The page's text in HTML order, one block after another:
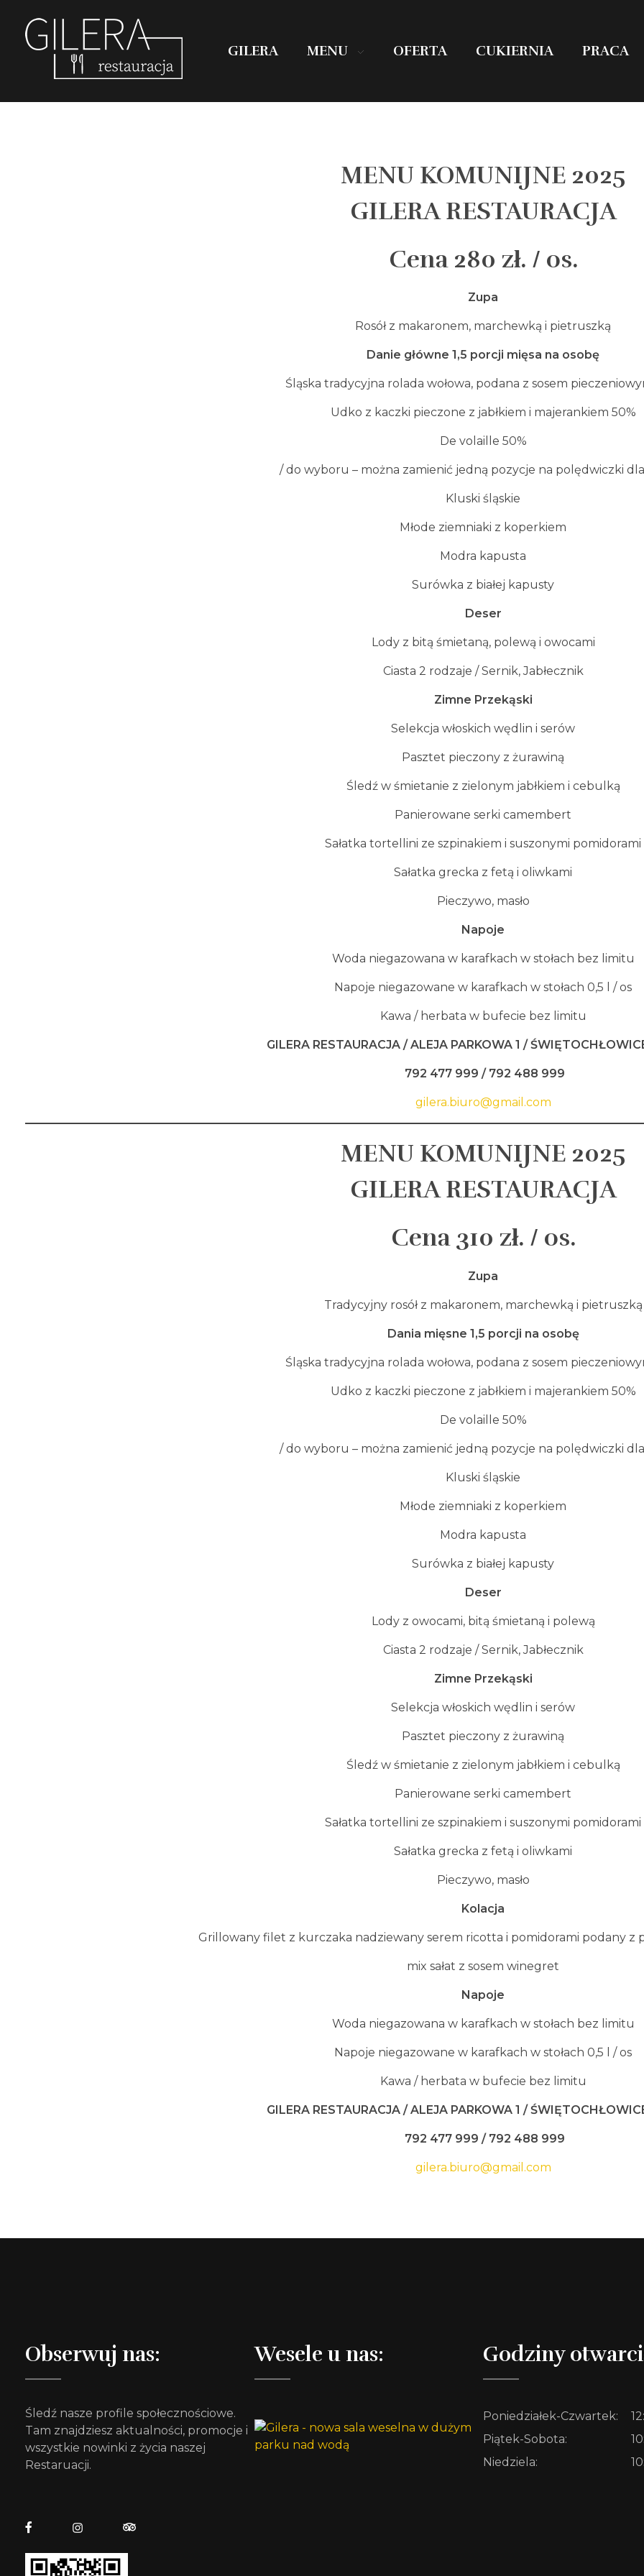
GILERA MENU OFERTA CUKIERNIA PRACA
MENU KOMUNIJNE 2025
GILERA RESTAURACJA
Cena 280 zł. / os.
Zupa
Rosół z makaronem, marchewką i pietruszką
Danie główne 1,5 porcji mięsa na osobę
Śląska tradycyjna rolada wołowa, podana z sosem
Udko z kaczki pieczone z jabłkiem i majerankiem 50%
De volaille 50%
/ do wyboru – można zamienić jedną pozycje na polędwiczki
Kluski śląskie
Młode ziemniaki z koperkiem
Modra kapusta
Surówka z białej kapusty
Deser
Lody z bitą śmietaną, polewą i owocami
Ciasta 2 rodzaje / Sernik, Jabłecznik
Zimne Przekąski
Selekcja włoskich wędlin i serów
Pasztet pieczony z żurawiną
Śledź w śmietanie z zielonym jabłkiem i cebulką
Panierowane serki camembert
Sałatka tortellini ze szpinakiem i suszonymi pomidorami
Sałatka grecka z fetą i oliwkami
Pieczywo, masło
Napoje
Woda niegazowana w karafkach w stołach bez limitu
Napoje niegazowane w karafkach w stołach 0,5 l / os
Kawa / herbata w bufecie bez limitu
GILERA RESTAURACJA / ALEJA PARKOWA 1 / ŚWI ĘTOCH Ł
792 477 999 / 792 488 999
gilera.biuro@gmail.com
MENU KOMUNIJNE 2025
GILERA RESTAURACJA
Cena 310 zł. / os.
Zupa
Tradycyjny rosół z makaronem, marchewką i pietruszką
Dania mięsne 1,5 porcji na osobę
Śląska tradycyjna rolada wołowa, podana z sosem
Udko z kaczki pieczone z jabłkiem i majerankiem 50%
De volaille 50%
/ do wyboru – można zamienić jedną pozycje na polędwiczki
Kluski śląskie
Młode ziemniaki z koperkiem
Modra kapusta
Surówka z białej kapusty
Deser
Lody z owocami, bitą śmietaną i polewą
Ciasta 2 rodzaje / Sernik, Jabłecznik
Zimne Przekąski
Selekcja włoskich wędlin i serów
Pasztet pieczony z żurawiną
Śledź w śmietanie z zielonym jabłkiem i cebulką
Panierowane serki camembert
Sałatka tortellini ze szpinakiem i suszonymi pomidorami
Sałatka grecka z fetą i oliwkami
Pieczywo, masło
Kolacja
Grillowany filet z kurczaka nadziewany serem ricotta i pomidorami podany z
mix sałat z sosem winegret
Napoje
Woda niegazowana w karafkach w stołach bez limitu
Napoje niegazowane w karafkach w stołach 0,5 l / os
Kawa / herbata w bufecie bez limitu
GILERA RESTAURACJA / ALEJA PARKOWA 1 /ŚWIĘTOCHŁ
792 477 999 / 792 488 999
gilera.biuro@gmail.com
Obserwuj nas:
Śledź nasze profile społecznościowe.
Tam znajdziesz aktualności, promocje i
wszystkie nowinki z życia naszej
Restaruacji.
Wesele u nas: Godziny
Poniedziałek-Czwartek:
Piątek-Sobota:
Niedziela: